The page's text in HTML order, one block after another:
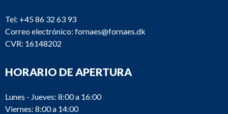
Lista de productos
Tel: +45 86 32 63 93
Correo electrónico: fornaes@fornaes.dk
CVR: 16148202
HORARIO DE APERTURA
Lunes - Jueves: 8:00 a 16:00
Viernes: 8:00 a 14:00